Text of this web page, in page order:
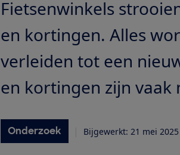
Fietsenwinkels
en kortingen. Alles
verleiden tot een
en kortingen zijn vaak
Onderzoek Bijgewerkt: 21 mei 2025